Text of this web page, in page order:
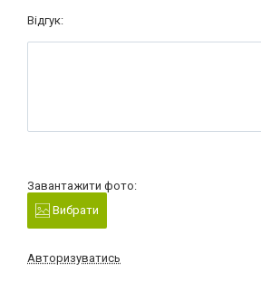
Відгук:
Завантажити фото:
Вибрати
Авторизуватись